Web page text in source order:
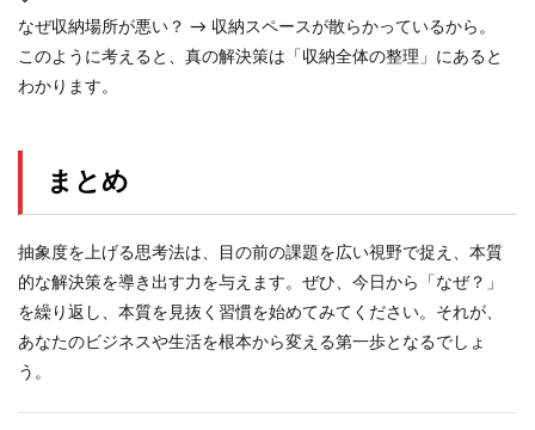
なぜ収納場所が悪い？ → 収納スペースが散らかっているから。
このように考えると、真の解決策は「収納全体の整理」にあると
わかります。
まとめ
抽象度を上げる思考法は、目の前の課題を広い視野で捉え、本質
的な解決策を導き出す力を与えます。ぜひ、今日から「なぜ？」
を繰り返し、本質を見抜く習慣を始めてみてください。それが、
あなたのビジネスや生活を根本から変える第一歩となるでしょ
う。